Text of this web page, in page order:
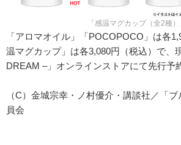
「感温マグカップ（全2種）
「アロマオイル」「POCOPOCO」は各
温マグカップ」は各3,080円（税込）で、
DREAM –」オンラインストアにて先行予
（C）金城宗幸・ノ村優介・講談社／「
員会